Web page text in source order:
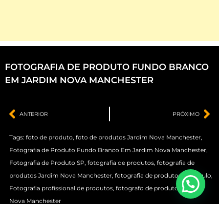
FOTOGRAFIA DE PRODUTO FUNDO BRANCO
EM JARDIM NOVA MANCHESTER
ANTERIOR PRÓXIMO
Tags: foto de produto, foto de produtos Jardim Nova Manchester,
Fotografia de Produto Fundo Branco Em Jardim Nova Manchester,
Fotografia de Produto SP, fotografia de produtos, fotografia de
produtos Jardim Nova Manchester, fotografia de produtos são paulo,
Fotografia profissional de produtos, fotografo de produtos Jardim
Nova Manchester